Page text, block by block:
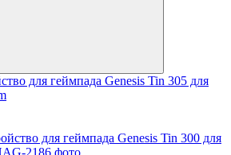
для геймпада Genesis Tin 305 для